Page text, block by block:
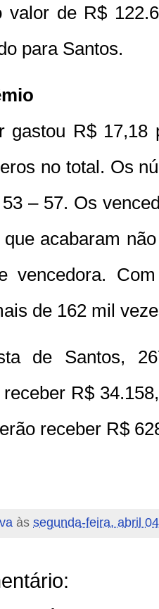
valor de R$
para Santos.
gastou R$
no total. Os
– 57. Os
acabaram
vencedora.
de 162 mil
de Santos,
R$
receber R$
às segunda-feira, abril